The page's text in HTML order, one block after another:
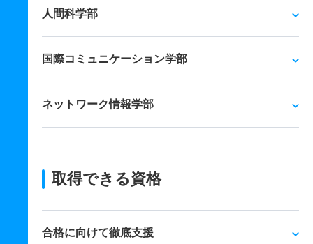
人間科学部
国際コミュニケーション学部
ネットワーク情報学部
取得できる資格
合格に向けて徹底支援